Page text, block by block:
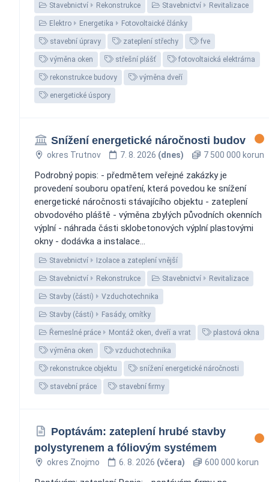
Stavebnictví Rekonstrukce Stavebnictví Revitalizace
Elektro Energetika Fotovoltaické články
stavební úpravy zateplení střechy fve
výměna oken střešní plášť fotovoltaická elektrárna
rekonstrukce budovy výměna dveří
energetické úspory
Snížení energetické náročnosti budov
okres Trutnov 7. 8. 2026 (dnes) 7 500 000 korun
Podrobný popis: - předmětem veřejné zakázky je
provedení souboru opatření, která povedou ke snížení
energetické náročnosti stávajícího objektu - zateplení
obvodového pláště - výměna zbylých původních okenních
výplní - náhrada části sklobetonových výplní plastovými
okny - dodávka a instalace...
Stavebnictví Izolace a zateplení vnější
Stavebnictví Rekonstrukce Stavebnictví Revitalizace
Stavby (části) Vzduchotechnika
Stavby (části) Fasády, omítky
Řemeslné práce Montáž oken, dveří a vrat plastová okna
výměna oken vzduchotechnika
rekonstrukce objektu snížení energetické náročnosti
stavební práce stavební firmy
Poptávám: zateplení hrubé stavby
polystyrenem a fóliovým systémem
okres Znojmo 6. 8. 2026 (včera) 600 000 korun